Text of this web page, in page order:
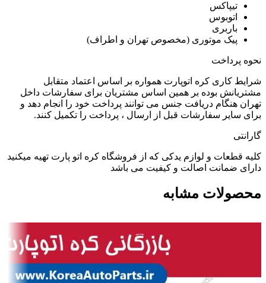
تیپاکس
اتوبوس
باربری
پیک موتوری (مخصوص تهران و اطراف)
نحوه پرداخت
شرایط کاری کره اتوپارت همواره بر اساس اعتماد متقابل
مشتریانش بوده بر همین اساس مشتریان برای سفارشات داخل
تهران هنگام دریافت جنس می توانند پرداخت خود را انجام دهد و
برای سایر سفارشات قبل از ارسال ، پرداخت را تکمیل کنند.
گارانتی
کلیه قطعات و لوازم یدکی که از فروشگاه کره اتو پارت تهیه میکنید
دارای ضمانت اصالت و کیفیت می باشد
محصولات مشابه